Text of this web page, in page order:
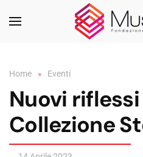
Skip to main content
Home Eventi
Nuovi
Collezione